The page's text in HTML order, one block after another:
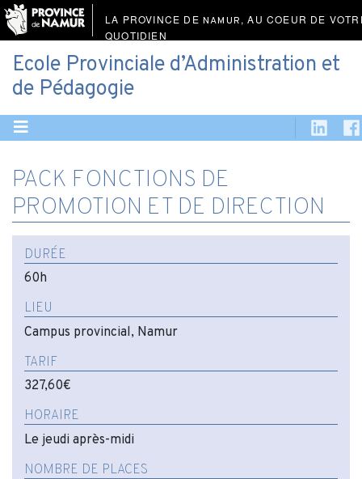
LA PROVINCE DE NAMUR, AU COEUR DE
QUOTIDIEN
Ecole Provinciale d’Administration et
de Pédagogie
PACK FONCTIONS DE
PROMOTION ET DE DIRECTION
DURÉE
60h
LIEU
Campus provincial, Namur
TARIF
327,60€
HORAIRE
Le jeudi après-midi
NOMBRE DE PLACES